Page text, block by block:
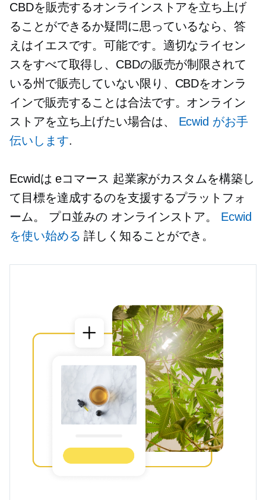
CBDを販売するオンラインストアを立ち上げ
ることができるか疑問に思っているなら、答
えはイエスです。可能です。適切なライセン
スをすべて取得し、CBDの販売が制限されて
いる州で販売していない限り、CBDをオンラ
インで販売することは合法です。オンライン
ストアを立ち上げたい場合は、 Ecwid がお手
伝いします.
Ecwidはeコマース 起業家がカスタムを構築し
て目標を達成するのを支援するプラットフォ
ーム。 プロ並みの オンラインストア。 Ecwid
を使い始める 詳しく知ることができ。